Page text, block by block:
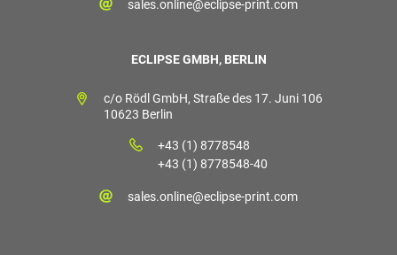
sales.online@eclipse-print.com
ECLIPSE GMBH, BERLIN
c/o Rödl GmbH, Straße des 17. Juni 106
10623 Berlin
+43 (1) 8778548
+43 (1) 8778548-40
sales.online@eclipse-print.com